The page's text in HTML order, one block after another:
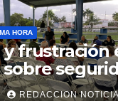
HORA
y frustración
REDACCION